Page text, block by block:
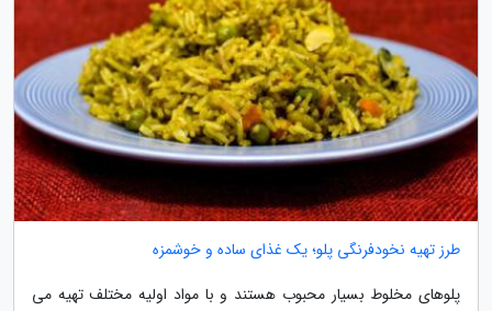
طرز تهیه نخودفرنگی پلو؛ یک غذای ساده و خوشمزه
پلوهای مخلوط بسیار محبوب هستند و با مواد اولیه مختلف تهیه می